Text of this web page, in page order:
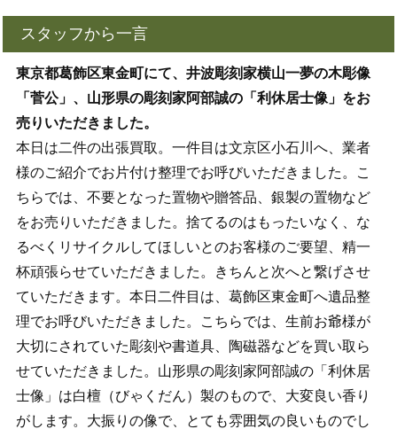
スタッフから一言
東京都葛飾区東金町にて、井波彫刻家横山一夢の木彫像
「菅公」、山形県の彫刻家阿部誠の「利休居士像」をお
売りいただきました。
本日は二件の出張買取。一件目は文京区小石川へ、業者
様のご紹介でお片付け整理でお呼びいただきました。こ
ちらでは、不要となった置物や贈答品、銀製の置物など
をお売りいただきました。捨てるのはもったいなく、な
るべくリサイクルしてほしいとのお客様のご要望、精一
杯頑張らせていただきました。きちんと次へと繋げさせ
ていただきます。本日二件目は、葛飾区東金町へ遺品整
理でお呼びいただきました。こちらでは、生前お爺様が
大切にされていた彫刻や書道具、陶磁器などを買い取ら
せていただきました。山形県の彫刻家阿部誠の「利休居
士像」は白檀（びゃくだん）製のもので、大変良い香り
がします。大振りの像で、とても雰囲気の良いものでし